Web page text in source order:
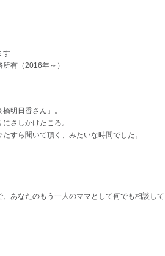
す
有（2016年～）
明日香さん」。
さしかけたころ。
すら聞いて頂く、みたいな時間でした。
あなたのもう一人のママとして何でも相談して